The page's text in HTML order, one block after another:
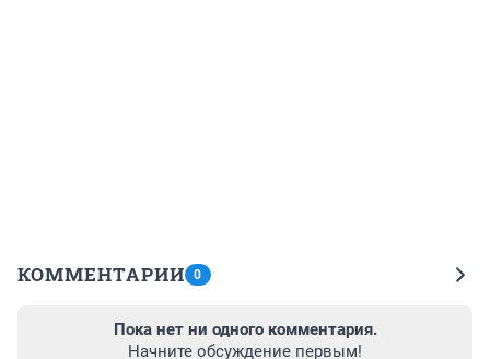
КОММЕНТАРИИ 0
Пока нет ни одного комментария.
Начните обсуждение первым!